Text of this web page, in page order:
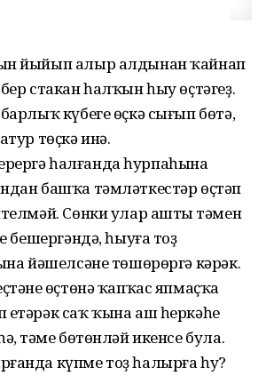
йыйып алыр алдынан ҡайнап
стакан һалҡын һыу өҫтәгеҙ.
күбеге өҫкә сығып бөтә,
төҫкә инә.
һалғанда һурпаһына
башҡа тәмләткестәр өҫтәп
Сөнки улар аштың тәмен
бешергәндә, һыуға тоҙ
йәшелсәне төшөрөргә кәрәк.
өҫтөнә ҡапҡас япмаҫҡа
саҡ ҡына аш һеркәһе
тәме бөтөнләй икенсе була.
күпме тоҙ һалырға һуң?